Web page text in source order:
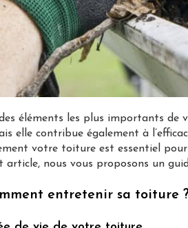
éléments les plus importants
elle contribue également à
votre toiture est essentiel
article, nous vous proposons un
entretenir sa toiture